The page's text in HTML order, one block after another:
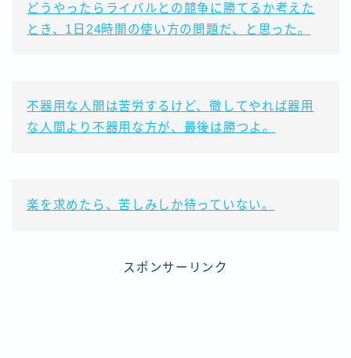
どうやったらライバルとの競争に勝てるか考えた
とき、1日24時間の使い方の問題だ、と思った。
不器用な人間は苦労するけど、徹してやれば器用
な人間より不器用な方が、最後は勝つよ。
楽を求めたら、苦しみしか待っていない。
スポンサーリンク